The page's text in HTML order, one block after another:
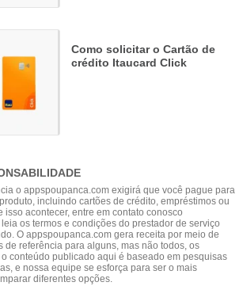
Como solicitar o Cartão de
crédito Itaucard Click
o appspoupanca.com exigirá que você pague para
incluindo cartões de crédito, empréstimos ou
isso acontecer, entre em contato conosco
os termos e condições do prestador de serviço
O appspoupanca.com gera receita por meio de
de referência para alguns, mas não todos, os
conteúdo publicado aqui é baseado em pesquisas
e nossa equipe se esforça para ser o mais
diferentes opções.